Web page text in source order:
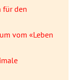
für den
vom «Leben